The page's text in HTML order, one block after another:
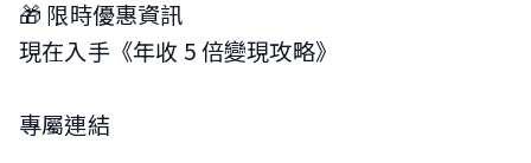
🎁 限時優惠資訊
現在入手《年收 5 倍變現攻略》
專屬連結